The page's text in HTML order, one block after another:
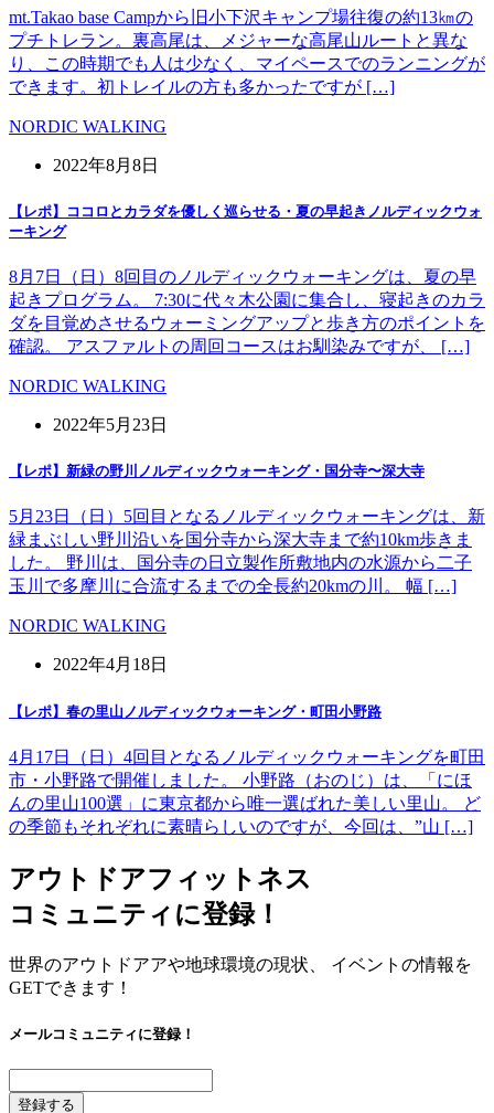
mt.Takao base Campから旧小下沢キャンプ場往復の約13㎞の
プチトレラン。裏高尾は、メジャーな高尾山ルートと異な
り、この時期でも人は少なく、マイペースでのランニングが
できます。初トレイルの方も多かったですが […]
NORDIC WALKING
2022年8月8日
【レポ】ココロとカラダを優しく巡らせる・夏の早起きノルディックウォ
ーキング
8月7日（日）8回目のノルディックウォーキングは、夏の早
起きプログラム。 7:30に代々木公園に集合し、寝起きのカラ
ダを目覚めさせるウォーミングアップと歩き方のポイントを
確認。 アスファルトの周回コースはお馴染みですが、 […]
NORDIC WALKING
2022年5月23日
【レポ】新緑の野川ノルディックウォーキング・国分寺〜深大寺
5月23日（日）5回目となるノルディックウォーキングは、新
緑まぶしい野川沿いを国分寺から深大寺まで約10km歩きま
した。 野川は、国分寺の日立製作所敷地内の水源から二子
玉川で多摩川に合流するまでの全長約20kmの川。 幅 […]
NORDIC WALKING
2022年4月18日
【レポ】春の里山ノルディックウォーキング・町田小野路
4月17日（日）4回目となるノルディックウォーキングを町田
市・小野路で開催しました。 小野路（おのじ）は、「にほ
んの里山100選」に東京都から唯一選ばれた美しい里山。 ど
の季節もそれぞれに素晴らしいのですが、今回は、”山 […]
アウトドアフィットネス
コミュニティに登録！
世界のアウトドアアや地球環境の現状、 イベントの情報を
GETできます！
メールコミュニティに登録！